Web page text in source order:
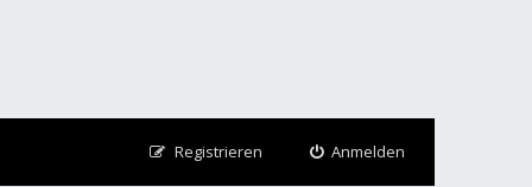
Anmelden
Registrieren